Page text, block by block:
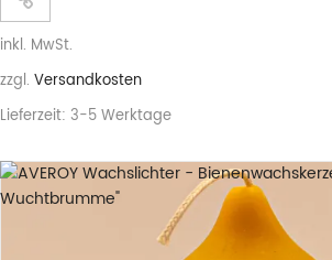
inkl. MwSt.
zzgl. Versandkosten
Lieferzeit: 3-5 Werktage